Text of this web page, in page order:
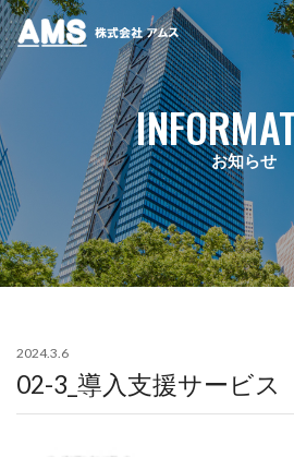
お知らせ
2024.3.6
02-3_導入支援サービス